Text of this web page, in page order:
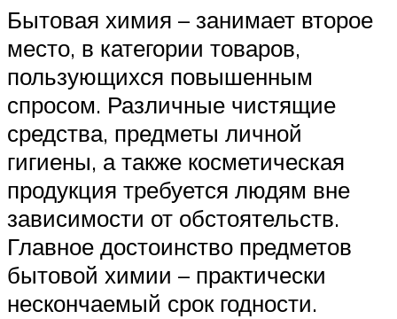
Бытовая химия – занимает второе
место, в категории товаров,
пользующихся повышенным
спросом. Различные чистящие
средства, предметы личной
гигиены, а также косметическая
продукция требуется людям вне
зависимости от обстоятельств.
Главное достоинство предметов
бытовой химии – практически
нескончаемый срок годности.